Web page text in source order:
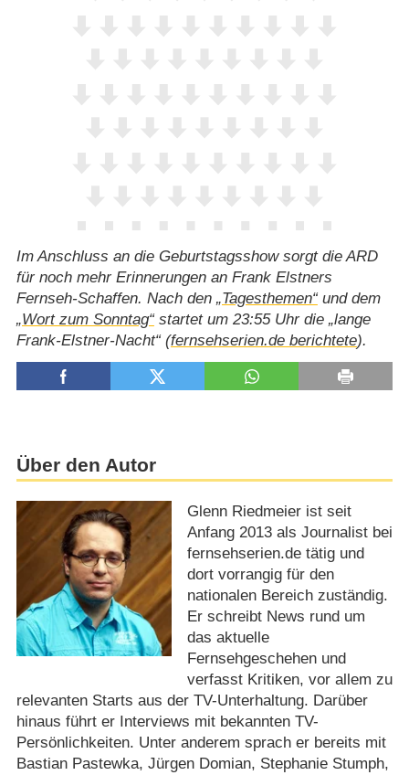
Im Anschluss an die Geburtstagsshow sorgt die ARD
für noch mehr Erinnerungen an Frank Elstners
Fernseh-Schaffen. Nach den „Tagesthemen“und dem
„Wort zum Sonntag“startet um 23:55 Uhr die „lange
Frank-Elstner-Nacht“ (fernsehserien.de berichtete).
Über den Autor
Glenn Riedmeier ist seit
Anfang 2013 als Journalist bei
fernsehserien.de tätig und
dort vorrangig für den
nationalen Bereich zuständig.
Er schreibt News rund um
das aktuelle
Fernsehgeschehen und
verfasst Kritiken, vor allem zu
relevanten Starts aus der TV-Unterhaltung. Darüber
hinaus führt er Interviews mit bekannten TV-
Persönlichkeiten. Unter anderem sprach er bereits mit
Bastian Pastewka, Jürgen Domian, Stephanie Stumph,